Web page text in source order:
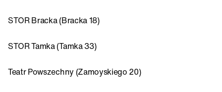
STOR Bracka (Bracka 18)
STOR Tamka (Tamka 33)
Teatr Powszechny (Zamoyskiego 20)